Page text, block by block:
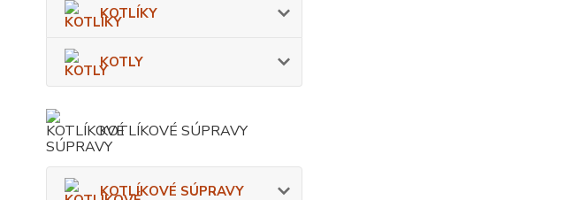
KOTLÍKY
KOTLY
KOTLÍKOVÉ SÚPRAVY
KOTLÍKOVÉ SÚPRAVY